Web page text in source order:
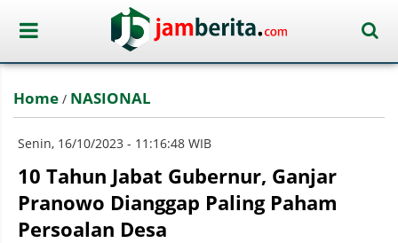
Home / NASIONAL
Senin, 16/10/2023 - 11:16:48 WIB
10 Tahun Jabat Gubernur, Ganjar
Pranowo Dianggap Paling Paham
Persoalan Desa